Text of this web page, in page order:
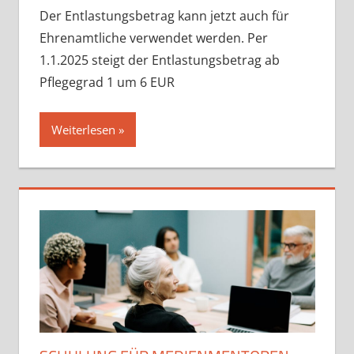
Der Entlastungsbetrag kann jetzt auch für
Ehrenamtliche verwendet werden. Per
1.1.2025 steigt der Entlastungsbetrag ab
Pflegegrad 1 um 6 EUR
Weiterlesen